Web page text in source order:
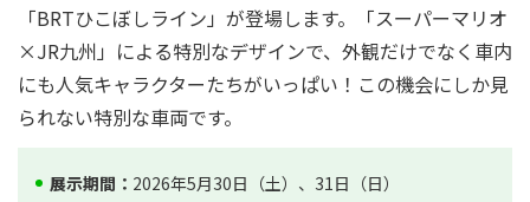
「BRTひこぼしライン」が登場します。「スーパーマリオ
×JR九州」による特別なデザインで、外観だけでなく車内
にも人気キャラクターたちがいっぱい！この機会にしか見
られない特別な車両です。
展示期間： 2026年5月30日（土）、31日（日）